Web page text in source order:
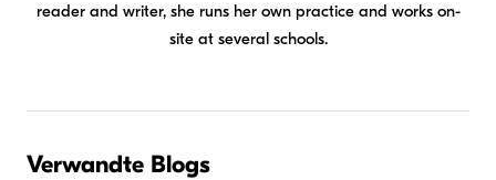
reader and writer, she runs her own practice and works on-
site at several schools.
Verwandte Blogs